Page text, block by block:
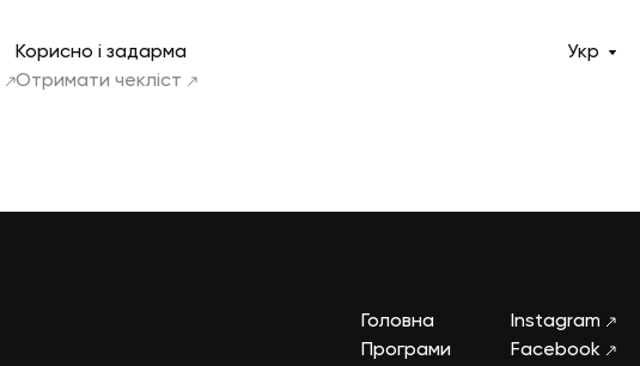
Корисно і задарма
Отримати чекліст
Укр
Головна
Програми
Instagram
Facebook